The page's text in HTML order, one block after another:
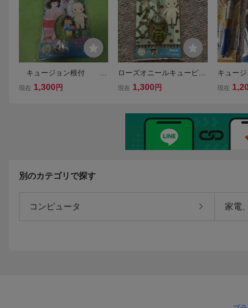
キュージョン根付
ローズオニールキューピー
現在 1,300円
ローズオニールキューピー
ヤッターマン ドロンジョ
現在 1,300円
キュージ
本セット
現在
別のカテゴリで探す
コンピュータ 家電